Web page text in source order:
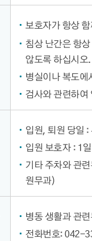
보호자가 항상
침상 난간은 항
않도록 하십시오.
병실이나 복도
검사와 관련하여
입원, 퇴원 당일 :
입원 보호자 : 1
기타 주차와 관
원무과)
병동 생활과 관
전화번호: 042-